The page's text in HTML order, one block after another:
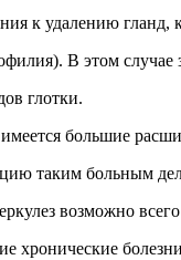
к удалению гланд,
В этом
глотки.
большие
таким больным
возможно
хронические